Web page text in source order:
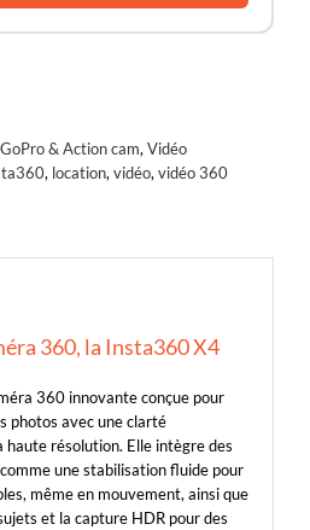
GoPro & Action cam, Vidéo
, location, vidéo, vidéo 360
360, la Insta360 X4
360 innovante conçue pour
photos avec une clarté
haute résolution. Elle intègre des
une stabilisation fluide pour
même en mouvement, ainsi que
et la capture HDR pour des